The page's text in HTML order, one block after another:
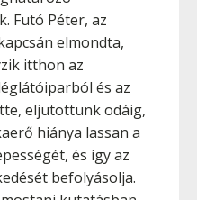
Futó Péter, az
elmondta,
itthon az
és az
eljutottunk odáig,
hiánya lassan a
és így az
befolyásolja.